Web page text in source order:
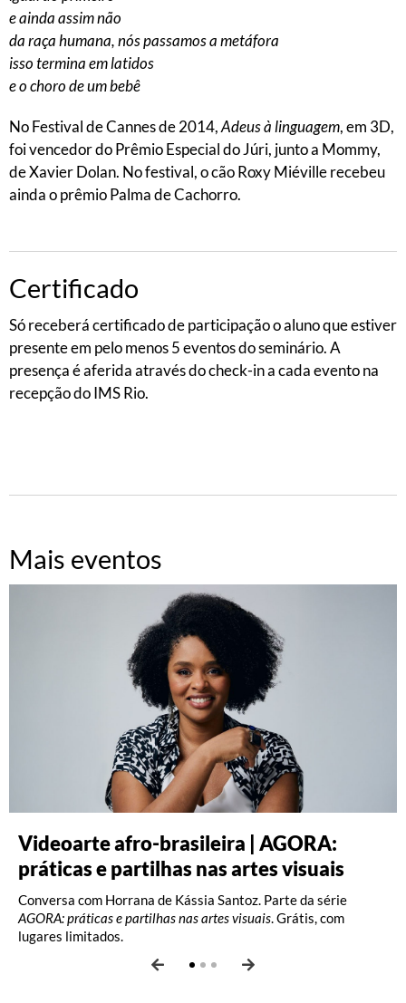
e ainda assim não
da raça humana, nós passamos a metáfora
isso termina em latidos
e o choro de um bebê
No Festival de Cannes de 2014,Adeus à linguagem, em 3D,
foi vencedor do Prêmio Especial do Júri, junto a Mommy,
de Xavier Dolan. No festival, o cão Roxy Miéville recebeu
ainda o prêmio Palma de Cachorro.
Certificado
Só receberá certificado de participação o aluno que estiver
presente em pelo menos 5 eventos do seminário. A
presença é aferida através do check-in a cada evento na
recepção do IMS Rio.
Mais eventos
Videoarte afro-brasileira | AGORA:
práticas e partilhas nas artes visuais
Conversa com Horrana de Kássia Santoz. Parte da série
AGORA: práticas e partilhas nas artes visuais. Grátis, com
lugares limitados.
Fotografia: Interpretações – Turma A
(2026)
Oficina com Celina Yamauchi. Vagas limitadas.
Fotografia: Princípios (2026)
Oficina com Celina Yamauchi. Vagas limitadas.